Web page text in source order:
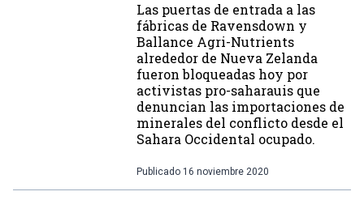
Las puertas de entrada a las
fábricas de Ravensdown y
Ballance Agri-Nutrients
alrededor de Nueva Zelanda
fueron bloqueadas hoy por
activistas pro-saharauis que
denuncian las importaciones de
minerales del conflicto desde el
Sahara Occidental ocupado.
Publicado 16 noviembre 2020